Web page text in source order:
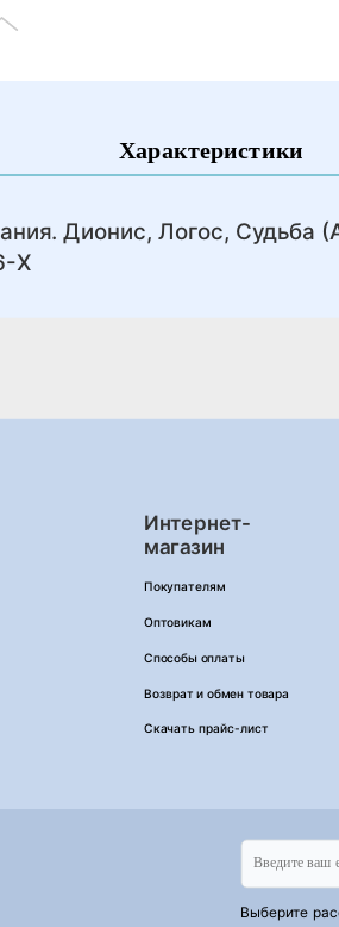
Характеристики
Дионис, Логос, Судьба
Х
Интернет-
магазин
Покупателям
Оптовикам
Способы оплаты
Возврат и обмен товара
Скачать прайс-лист
Выберите